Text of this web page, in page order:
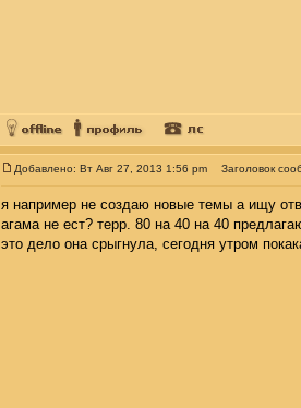
Добавлено: Вт Авг 27, 2013 1:56 pm Заголовок
я например не создаю новые темы а ищу
агама не ест? терр. 80 на 40 на 40
это дело она срыгнула, сегодня утром